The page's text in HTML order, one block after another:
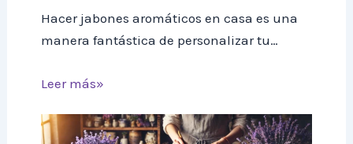
Hacer jabones aromáticos en casa es una
manera fantástica de personalizar tu…
Leer más»